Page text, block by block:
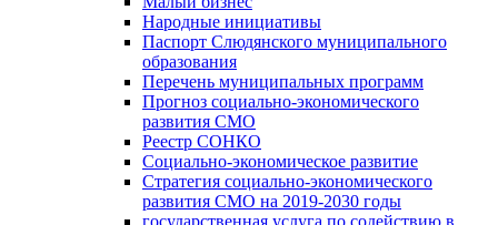
Народные инициативы
Паспорт Слюдянского муниципального
образования
Перечень муниципальных программ
Прогноз социально-экономического
развития СМО
Реестр СОНКО
Социально-экономическое развитие
Стратегия социально-экономического
развития СМО на 2019-2030 годы